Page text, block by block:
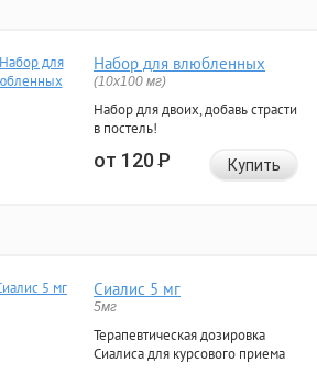
Набор для влюбленных
(10х100 мг)
Набор для двоих, добавь страсти
в постель!
от 120Р Купить
Сиалис 5 мг
5мг
Терапевтическая дозировка
Сиалиса для курсового приема